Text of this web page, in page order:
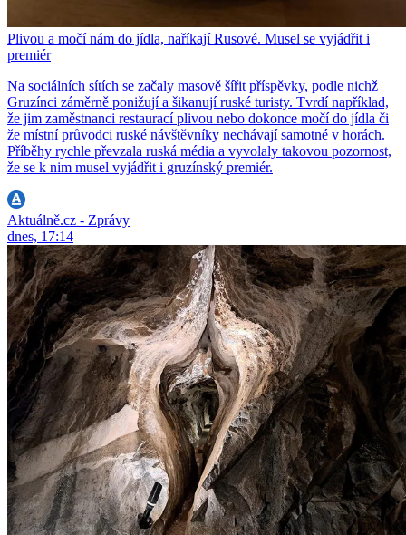
Plivou a močí nám do jídla, naříkají Rusové. Musel se vyjádřit i
premiér
Na sociálních sítích se začaly masově šířit příspěvky, podle nichž
Gruzínci záměrně ponižují a šikanují ruské turisty. Tvrdí například,
že jim zaměstnanci restaurací plivou nebo dokonce močí do jídla či
že místní průvodci ruské návštěvníky nechávají samotné v horách.
Příběhy rychle převzala ruská média a vyvolaly takovou pozornost,
že se k nim musel vyjádřit i gruzínský premiér.
Aktuálně.cz - Zprávy
dnes, 17:14